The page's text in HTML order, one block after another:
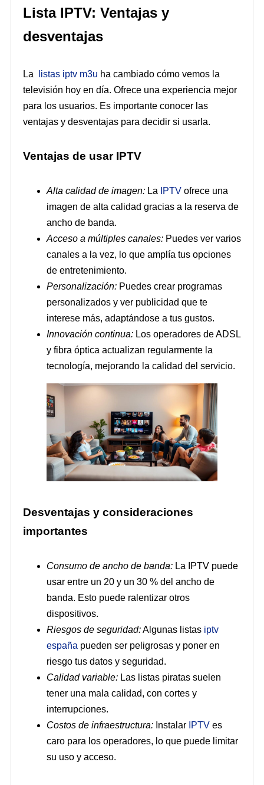
Lista IPTV: Ventajas y
desventajas
La listas iptv m3u ha cambiado cómo vemos la
televisión hoy en día. Ofrece una experiencia mejor
para los usuarios. Es importante conocer las
ventajas y desventajas para decidir si usarla.
Ventajas de usar IPTV
Alta calidad de imagen: La IPTV ofrece una
imagen de alta calidad gracias a la reserva de
ancho de banda.
Acceso a múltiples canales: Puedes ver varios
canales a la vez, lo que amplía tus opciones
de entretenimiento.
Personalización: Puedes crear programas
personalizados y ver publicidad que te
interese más, adaptándose a tus gustos.
Innovación continua: Los operadores de ADSL
y fibra óptica actualizan regularmente la
tecnología, mejorando la calidad del servicio.
Desventajas y consideraciones
importantes
Consumo de ancho de banda: La IPTV puede
usar entre un 20 y un 30 % del ancho de
banda. Esto puede ralentizar otros
dispositivos.
Riesgos de seguridad:Algunas listas iptv
españa pueden ser peligrosas y poner en
riesgo tus datos y seguridad.
Calidad variable: Las listas piratas suelen
tener una mala calidad, con cortes y
interrupciones.
Costos de infraestructura: Instalar IPTV es
caro para los operadores, lo que puede limitar
su uso y acceso.